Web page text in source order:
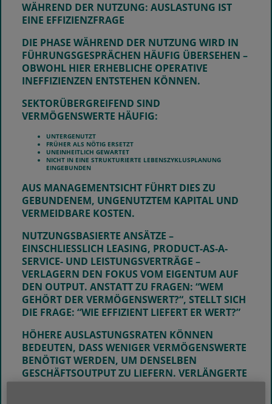
WÄHREND DER NUTZUNG: AUSLASTUNG IST
EINE EFFIZIENZFRAGE
DIE PHASE WÄHREND DER NUTZUNG WIRD IN
FÜHRUNGSGESPRÄCHEN HÄUFIG ÜBERSEHEN –
OBWOHL HIER ERHEBLICHE OPERATIVE
INEFFIZIENZEN ENTSTEHEN KÖNNEN.
SEKTORÜBERGREIFEND SIND
VERMÖGENSWERTE HÄUFIG:
UNTERGENUTZT
FRÜHER ALS NÖTIG ERSETZT
UNEINHEITLICH GEWARTET
NICHT IN EINE STRUKTURIERTE LEBENSZYKLUSPLANUNG
EINGEBUNDEN
AUS MANAGEMENTSICHT FÜHRT DIES ZU
GEBUNDENEM, UNGENUTZTEM KAPITAL UND
VERMEIDBARE KOSTEN.
NUTZUNGSBASIERTE ANSÄTZE –
EINSCHLIESSLICH LEASING, PRODUCT-AS-A-S
ERVICE- UND LEISTUNGSVERTRÄGE – V
ERLAGERN DEN FOKUS VOM EIGENTUM AUF D
EN OUTPUT. ANSTATT ZU FRAGEN: “WEM
GEHÖRT DER VERMÖGENSWERT?“, STELLT SICH
DIE FRAGE: “WIE EFFIZIENT LIEFERT ER WERT?”
HÖHERE AUSLASTUNGSRATEN KÖNNEN
BEDEUTEN, DASS WENIGER VERMÖGENSWERTE
BENÖTIGT WERDEN, UM DENSELBEN
GESCHÄFTSOUTPUT ZU LIEFERN. VERLÄNGERTE
LEBENSDAUER REDUZIERT AUSTAUSCHZYKLEN